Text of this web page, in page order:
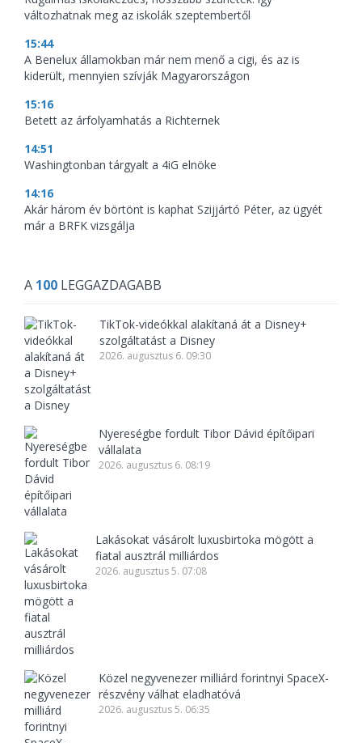
változhatnak meg az iskolák szeptembertől
15:44
A Benelux államokban már nem menő a cigi, és az is
kiderült, mennyien szívják Magyarországon
15:16
Betett az árfolyamhatás a Richternek
14:51
Washingtonban tárgyalt a 4iG elnöke
14:16
Akár három év börtönt is kaphat Szijjártó Péter, az ügyét
már a BRFK vizsgálja
A 100 LEGGAZDAGABB
TikTok-videókkal alakítaná át a Disney+
szolgáltatást a Disney
2026. augusztus 6. 09:30
Nyereségbe fordult Tibor Dávid építőipari
vállalata
2026. augusztus 6. 08:19
Lakásokat vásárolt luxusbirtoka mögött a
fiatal ausztrál milliárdos
2026. augusztus 5. 07:08
Közel negyvenezer milliárd forintnyi SpaceX-
részvény válhat eladhatóvá
2026. augusztus 5. 06:35